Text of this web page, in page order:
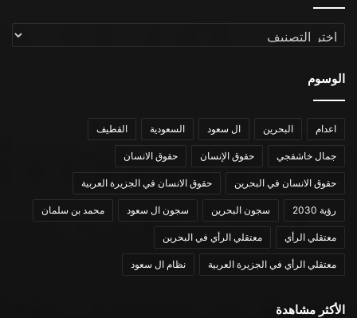
التصنيفات
الوسوم
اعدام البحرين ال سعود السعودية القطيف
جمال خاشقجي حقوق الإنسان حقوق الانسان
حقوق الانسان في البحرين حقوق الانسان في الجزيرة العربية
رؤية 2030 سجون البحرين سجون ال سعود محمد بن سلمان
معتقلي الرأي معتقلي الرأي في البحرين
معتقلي الرأي في الجزيرة العربية نظام ال سعود
الأكثر مشاهدة